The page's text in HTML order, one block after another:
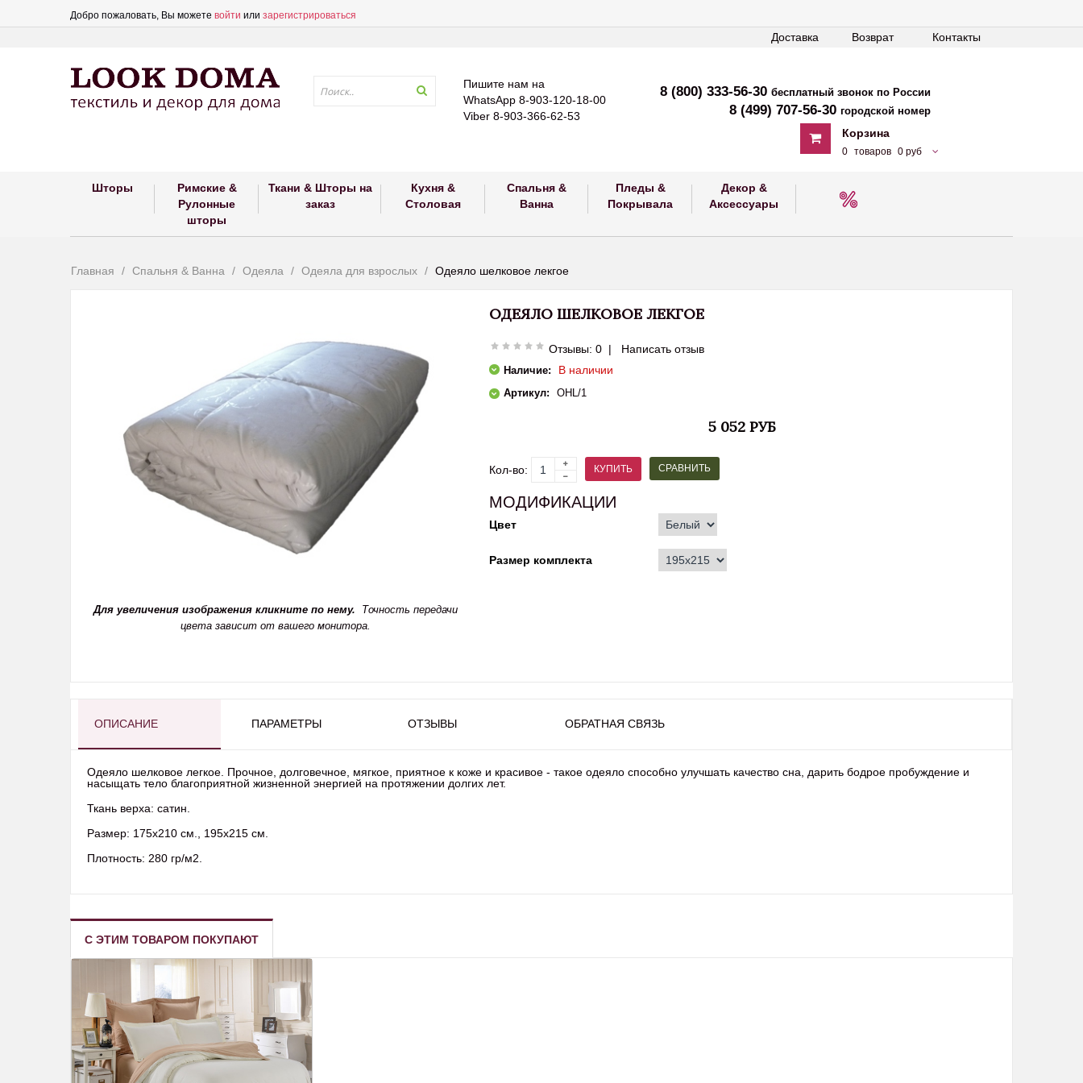
Добро пожаловать, Вы можете войти или зарегистрироваться
Контакты
Возврат
Доставка
Пишите нам на
WhatsApp 8-903-120-18-00
Viber 8-903-366-62-53
8 (800) 333-56-30 бесплатный звонок по России
8 (499) 707-56-30 городской номер
Корзина
0 товаров 0 руб
Шторы
Римские &
Рулонные
шторы
Ткани & Шторы на
заказ
Кухня &
Столовая
Спальня &
Ванна
Пледы &
Покрывала
Декор &
Аксессуары
Главная Спальня & Ванна Одеяла Одеяла для взрослых Одеяло шелковое лекгое
Для увеличения изображения кликните по нему. Точность передачи
цвета зависит от вашего монитора.
ОДЕЯЛО ШЕЛКОВОЕ ЛЕКГОЕ
Отзывы: 0| Написать отзыв
Наличие: В наличии
Артикул: OHL/1
5 052 РУБ
Кол-во: КУПИТЬ СРАВНИТЬ
МОДИФИКАЦИИ
Цвет
Размер комплекта
ОПИСАНИЕ ПАРАМЕТРЫ ОТЗЫВЫ ОБРАТНАЯ СВЯЗЬ
Одеяло шелковое легкое. Прочное, долговечное, мягкое, приятное к коже и красивое - такое одеяло способно улучшать качество сна, дарить бодрое пробуждение и
насыщать тело благоприятной жизненной энергией на протяжении долгих лет.
Ткань верха: сатин.
Размер: 175x210 см., 195x215 см.
Плотность: 280 гр/м2.
С ЭТИМ ТОВАРОМ ПОКУПАЮТ